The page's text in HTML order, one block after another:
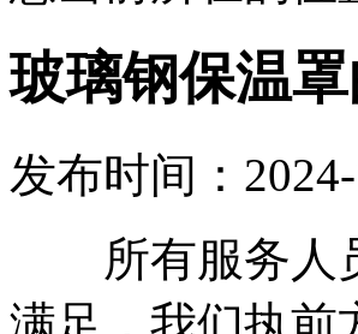
玻璃钢保温
发布时间：
所有服务人员
满足，我们执前